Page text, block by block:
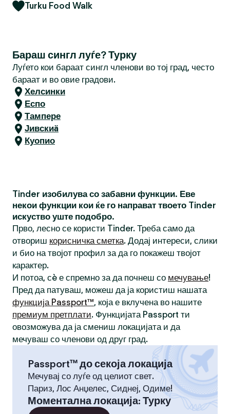
Turku Food Walk
Бараш сингл луѓе? Турку
Луѓето кои бараат сингл членови во тој град, често
бараат и во овие градови.
Хелсинки
Еспо
Тампере
Јивскиä
Куопио
Tinder изобилува со забавни функции. Еве
некои функции кои ќе го направат твоето Tinder
искуство уште подобро.
Прво, лесно се користи Tinder. Треба само да
отвориш корисничка сметка. Додај интереси, слики
и био на твојот профил за да го покажеш твојот
карактер.
И потоа, сè е спремно за да почнеш со мечување!
Пред да патуваш, можеш да ја користиш нашата
функција Passport™, која е вклучена во нашите
премиум претплати. Функцијата Passport ти
овозможува да ја смениш локацијата и да
мечуваш со членови од друг град.
Passport™ до секоја локација
Мечувај со луѓе од целиот свет.
Париз, Лос Анџелес, Сиднеј, Одиме!
Моментална локација: Турку